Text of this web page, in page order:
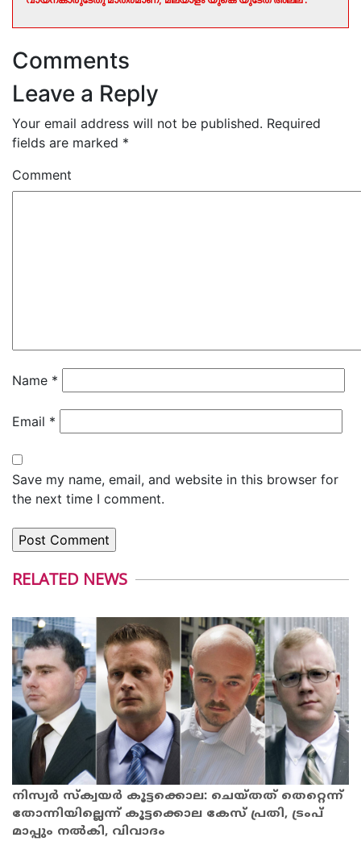
Comments
Leave a Reply
Your email address will not be published. Required
fields are marked *
Comment
Name *
Email *
Save my name, email, and website in this browser for
the next time I comment.
RELATED NEWS
നിസ്വർ സ്ക്വയർ കൂട്ടക്കൊല: ചെയ്തത് തെറ്റെന്ന്
തോന്നിയില്ലെന്ന് കൂട്ടക്കൊല കേസ് പ്രതി, ട്രംപ്
മാപ്പും നൽകി, വിവാദം